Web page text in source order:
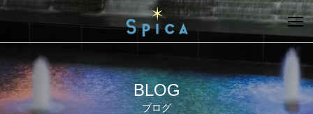
BLOG
ブログ